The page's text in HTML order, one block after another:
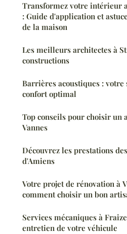
Transformez votre intérieur
: Guide d'application et
de la maison
Les meilleurs architectes à
constructions
Barrières acoustiques :
confort optimal
Top conseils pour choisir un
Vannes
Découvrez les prestations
d'Amiens
Votre projet de rénovation à
comment choisir un bon
Services mécaniques à
entretien de votre véhicule